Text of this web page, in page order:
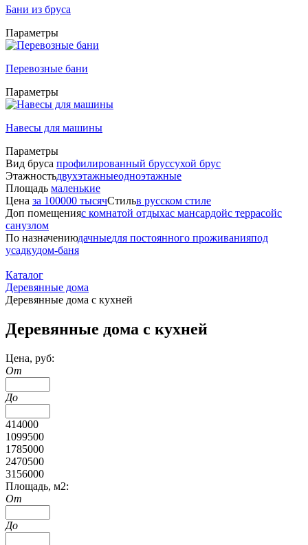
Бани из бруса
Параметры
Перевозные бани
Параметры
Навесы для машины
Параметры
Вид бруса профилированный бруссухой брус
Этажностьдвухэтажныеодноэтажные
Площадь маленькие
Цена за 100000 тысячСтильв русском стиле
Доп помещенияс комнатой отдыхас мансардойс террасойс
санузлом
По назначениюдачныедля постоянного проживанияпод
усадкудом-баня
Каталог
Деревянные дома
Деревянные дома с кухней
Деревянные дома с кухней
Цена, руб:
От
До
414000
1099500
1785000
2470500
3156000
Площадь, м2:
От
До